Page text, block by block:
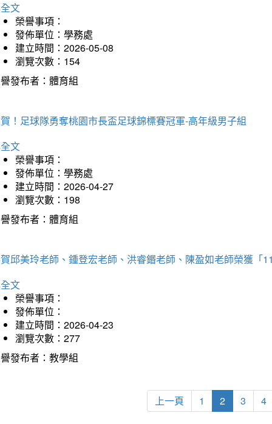
文
榮譽事項：
發佈單位：學務處
建立時間：2026-05-08
瀏覽次數：154
發布者：體育組
！足球隊勇奪桃園市長盃足球錦標賽冠軍-高年級男子組
文
榮譽事項：
發佈單位：學務處
建立時間：2026-04-27
瀏覽次數：198
發布者：體育組
邱美玲老師、鍾登宏老師、洪睿鍲老師、陳盈如老師榮獲「
文
榮譽事項：
發佈單位：
建立時間：2026-04-23
瀏覽次數：277
發布者：教學組
上一頁 1 2 3 4